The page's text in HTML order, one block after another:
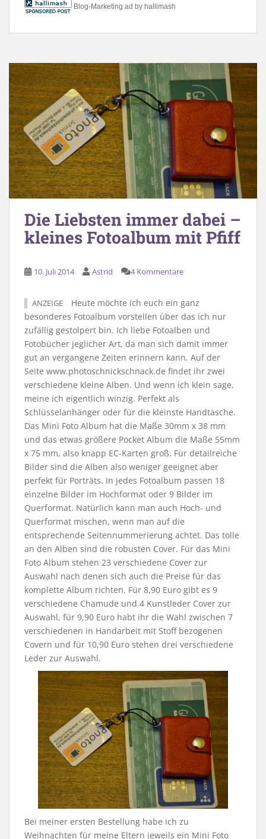
Blog-Marketing ad by hallimash
Die Liebsten immer dabei –
kleines Fotoalbum mit Pfiff
10. Juli 2014 Astrid 4 Kommentare
ANZEIGE
Heute möchte ich euch ein ganz
besonderes Fotoalbum vorstellen über das ich nur
zufällig gestolpert bin. Ich liebe Fotoalben und
Fotobücher jeglicher Art, da man sich damit immer
gut an vergangene Zeiten erinnern kann. Auf der
Seite www.photoschnickschnack.de findet ihr zwei
verschiedene kleine Alben. Und wenn ich klein sage,
meine ich eigentlich winzig. Perfekt als
Schlüsselanhänger oder für die kleinste Handtasche.
Das Mini Foto Album hat die Maße 30mm x 38 mm
und das etwas größere Pocket Album die Maße 55mm
x 75 mm, also knapp EC-Karten groß. Für detailreiche
Bilder sind die Alben also weniger geeignet aber
perfekt für Porträts. In jedes Fotoalbum passen 18
einzelne Bilder im Hochformat oder 9 Bilder im
Querformat. Natürlich kann man auch Hoch- und
Querformat mischen, wenn man auf die
entsprechende Seitennummerierung achtet. Das tolle
an den Alben sind die robusten Cover. Für das Mini
Foto Album stehen 23 verschiedene Cover zur
Auswahl nach denen sich auch die Preise für das
komplette Album richten. Für 8,90 Euro gibt es 9
verschiedene Chamude und 4 Kunstleder Cover zur
Auswahl, für 9,90 Euro habt ihr die Wahl zwischen 7
verschiedenen in Handarbeit mit Stoff bezogenen
Covern und für 10,90 Euro stehen drei verschiedene
Leder zur Auswahl.
Bei meiner ersten Bestellung habe ich zu
Weihnachten für meine Eltern jeweils ein Mini Foto